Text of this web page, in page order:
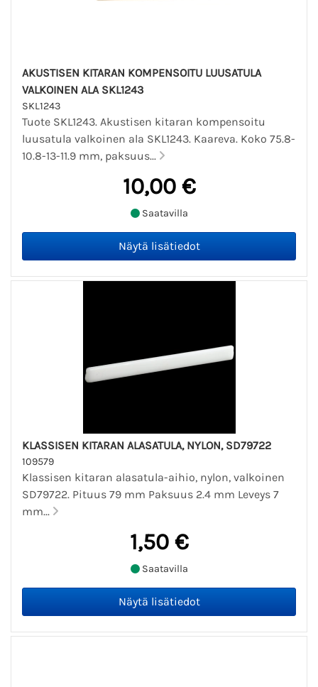
AKUSTISEN KITARAN KOMPENSOITU LUUSATULA
VALKOINEN ALA SKL1243
SKL1243
Tuote SKL1243. Akustisen kitaran kompensoitu
luusatula valkoinen ala SKL1243. Kaareva. Koko 75.8-
10.8-13-11.9 mm, paksuus...
10,00 €
Saatavilla
KLASSISEN KITARAN ALASATULA, NYLON, SD79722
109579
Klassisen kitaran alasatula-aihio, nylon, valkoinen
SD79722. Pituus 79 mm Paksuus 2.4 mm Leveys 7
mm...
1,50 €
Saatavilla